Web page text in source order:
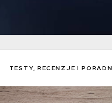
TESTY, RECENZJE I